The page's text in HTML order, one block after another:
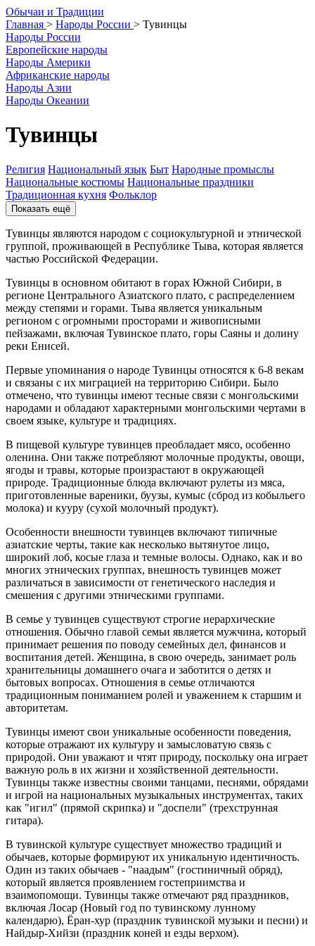
Обычаи и Традиции
Главная > Народы России > Тувинцы
Народы России
Европейские народы
Народы Америки
Африканские народы
Народы Азии
Народы Океании
Тувинцы
Религия Национальный язык Быт Народные промыслы
Национальные костюмы Национальные праздники
Традиционная кухня Фольклор
Показать ещё
Тувинцы являются народом с социокультурной и этнической
группой, проживающей в Республике Тыва, которая является
частью Российской Федерации.
Тувинцы в основном обитают в горах Южной Сибири, в
регионе Центрального Азиатского плато, с распределением
между степями и горами. Тыва является уникальным
регионом с огромными просторами и живописными
пейзажами, включая Тувинское плато, горы Саяны и долину
реки Енисей.
Первые упоминания о народе Тувинцы относятся к 6-8 векам
и связаны с их миграцией на территорию Сибири. Было
отмечено, что тувинцы имеют тесные связи с монгольскими
народами и обладают характерными монгольскими чертами в
своем языке, культуре и традициях.
В пищевой культуре тувинцев преобладает мясо, особенно
оленина. Они также потребляют молочные продукты, овощи,
ягоды и травы, которые произрастают в окружающей
природе. Традиционные блюда включают рулеты из мяса,
приготовленные вареники, буузы, кумыс (сброд из кобыльего
молока) и кууру (сухой молочный продукт).
Особенности внешности тувинцев включают типичные
азиатские черты, такие как несколько вытянутое лицо,
широкий лоб, косые глаза и темные волосы. Однако, как и во
многих этнических группах, внешность тувинцев может
различаться в зависимости от генетического наследия и
смешения с другими этническими группами.
В семье у тувинцев существуют строгие иерархические
отношения. Обычно главой семьи является мужчина, который
принимает решения по поводу семейных дел, финансов и
воспитания детей. Женщина, в свою очередь, занимает роль
хранительницы домашнего очага и заботится о детях и
бытовых вопросах. Отношения в семье отличаются
традиционным пониманием ролей и уважением к старшим и
авторитетам.
Тувинцы имеют свои уникальные особенности поведения,
которые отражают их культуру и замысловатую связь с
природой. Они уважают и чтят природу, поскольку она играет
важную роль в их жизни и хозяйственной деятельности.
Тувинцы также известны своими танцами, песнями, обрядами
и игрой на национальных музыкальных инструментах, таких
как "игил" (прямой скрипка) и "доспели" (трехструнная
гитара).
В тувинской культуре существует множество традиций и
обычаев, которые формируют их уникальную идентичность.
Один из таких обычаев - "наадым" (гостиничный обряд),
который является проявлением гостеприимства и
взаимопомощи. Тувинцы также отмечают ряд праздников,
включая Лосар (Новый год по тувинскому лунному
календарю), Ёран-хур (праздник тувинской музыки и песни) и
Найдыр-Хийзи (праздник коней и езды верхом).